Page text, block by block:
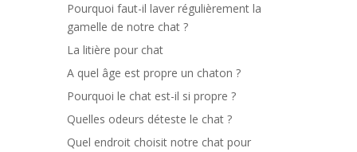
Pourquoi faut-il laver régulièrement la
gamelle de notre chat ?
La litière pour chat
A quel âge est propre un chaton ?
Pourquoi le chat est-il si propre ?
Quelles odeurs déteste le chat ?
Quel endroit choisit notre chat pour